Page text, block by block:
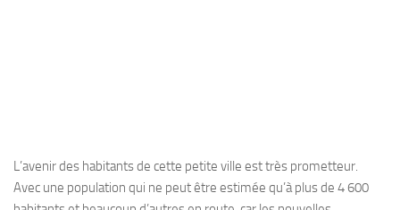
L’avenir des habitants de cette petite ville est très prometteur.
Avec une population qui ne peut être estimée qu’à plus de 4 600